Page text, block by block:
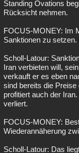
Standing Ovations
Rücksicht nehmen.
FOCUS-MONEY: Im
Sanktionen zu
Scholl-Latour:
Iran verbieten will,
verkauft er es eben
sind bereits die
profitiert auch der
verliert.
FOCUS-MONEY:
Wiederannäherung
Scholl-Latour: Das